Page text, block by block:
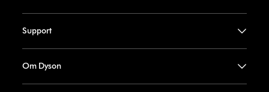
Support
Om Dyson